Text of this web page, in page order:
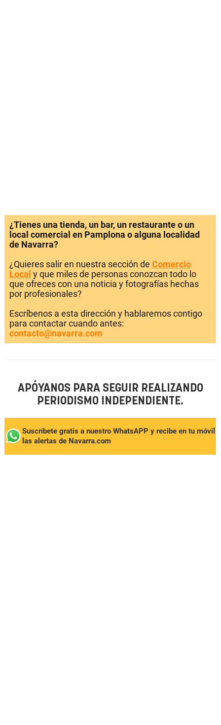
¿Tienes una tienda, un bar, un restaurante o un
local comercial en Pamplona o alguna localidad
de Navarra?
¿Quieres salir en nuestra sección de Comercio
Local y que miles de personas conozcan todo lo
que ofreces con una noticia y fotografías hechas
por profesionales?
Escríbenos a esta dirección y hablaremos contigo
para contactar cuando antes:
contacto@navarra.com
APÓYANOS PARA SEGUIR REALIZANDO
PERIODISMO INDEPENDIENTE.
Suscríbete gratis a nuestro WhatsAPP y recibe en tu móvil
las alertas de Navarra.com